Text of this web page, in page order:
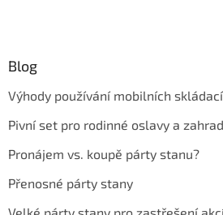
Blog
Výhody používání mobilních
Pivní set pro rodinné oslavy a
Pronájem vs. koupě párty stanu?
Přenosné párty stany